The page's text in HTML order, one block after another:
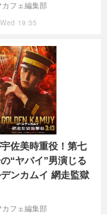
19:55
カフェ編集部
佐美時重役！第七
“ヤバイ”男演じる
デンカムイ 網走監獄
カフェ編集部